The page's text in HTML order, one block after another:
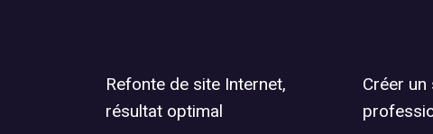
Refonte de site Internet,
résultat optimal
Créer un